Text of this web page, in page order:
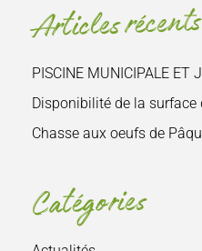
Articles récents
PISCINE MUNICIPALE ET
Disponibilité de la surface
Chasse aux oeufs de
Catégories